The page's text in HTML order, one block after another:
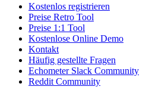
Kostenlos registrieren
Preise Retro Tool
Preise 1:1 Tool
Kostenlose Online Demo
Kontakt
Häufig gestellte Fragen
Echometer Slack Community
Reddit Community